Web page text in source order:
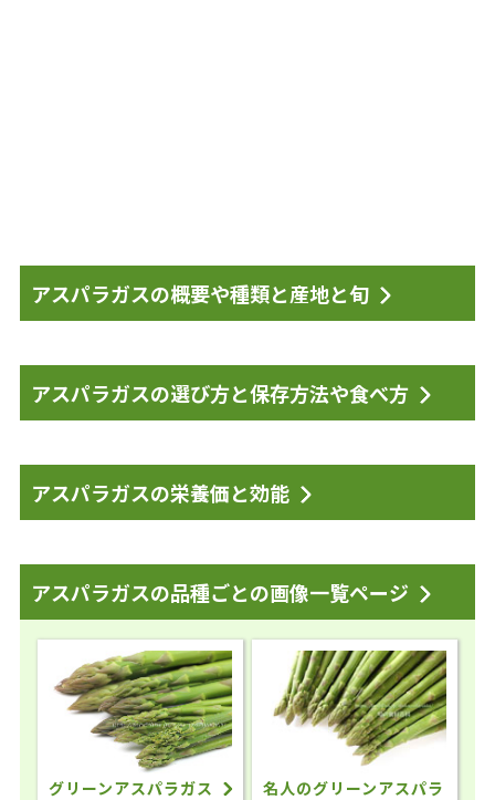
アスパラガスの概要や種類と産地と旬
アスパラガスの選び方と保存方法や食べ方
アスパラガスの栄養価と効能
アスパラガスの品種ごとの画像一覧ページ
グリーンアスパラガス
名人のグリーンアスパラ